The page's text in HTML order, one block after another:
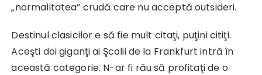
„normalitatea” crudă care nu acceptă outsideri.
Destinul clasicilor e să fie mult citaţi, puţini citiţi.
Aceşti doi giganţi ai Şcolii de la Frankfurt intră în
această categorie. N-ar fi rău să profitaţi de o